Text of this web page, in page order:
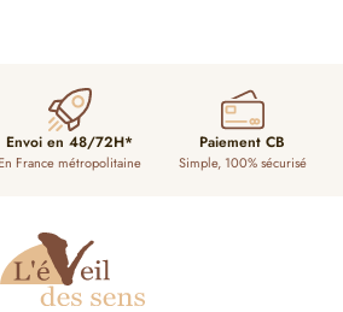
Envoi en 48/72H*
En France métropolitaine
Paiement CB
Simple, 100% sécurisé